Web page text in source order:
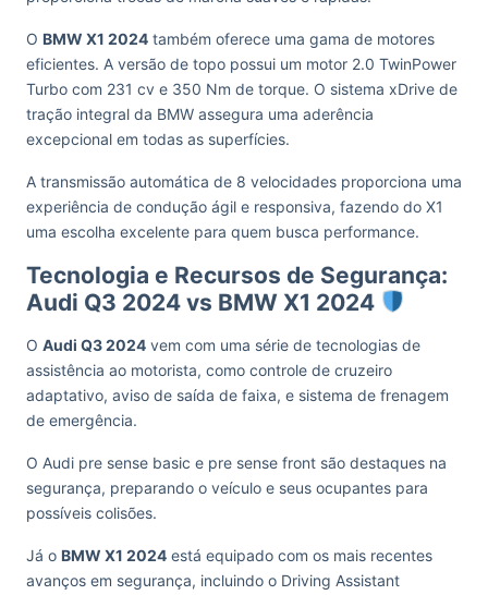
O BMW X1 2024 também oferece uma gama de motores
eficientes. A versão de topo possui um motor 2.0 TwinPower
Turbo com 231 cv e 350 Nm de torque. O sistema xDrive de
tração integral da BMW assegura uma aderência
excepcional em todas as superfícies.
A transmissão automática de 8 velocidades proporciona uma
experiência de condução ágil e responsiva, fazendo do X1
uma escolha excelente para quem busca performance.
Tecnologia e Recursos de Segurança:
Audi Q3 2024 vs BMW X1 2024
O Audi Q3 2024 vem com uma série de tecnologias de
assistência ao motorista, como controle de cruzeiro
adaptativo, aviso de saída de faixa, e sistema de frenagem
de emergência.
O Audi pre sense basic e pre sense front são destaques na
segurança, preparando o veículo e seus ocupantes para
possíveis colisões.
Já o BMW X1 2024 está equipado com os mais recentes
avanços em segurança, incluindo o Driving Assistant